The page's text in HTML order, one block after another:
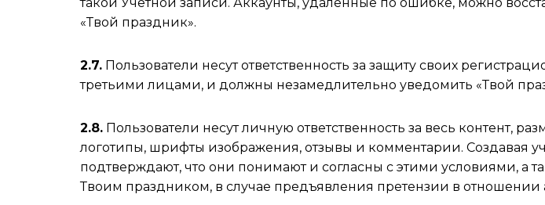
«Твой праздник».
2.7. Пользователи несут ответственность за защиту своих
третьими лицами, и должны незамедлительно уведомить «Твой
2.8. Пользователи несут личную ответственность за весь контент,
логотипы, шрифты изображения, отзывы и комментарии. Создавая
подтверждают, что они понимают и согласны с этими условиями, а
Твоим праздником, в случае предъявления претензии в отношении